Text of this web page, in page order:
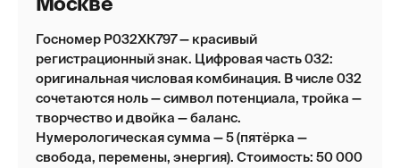
Госномер Р032ХК797 — красивый
регистрационный знак. Цифровая часть 032:
оригинальная числовая комбинация. В числе 032
сочетаются ноль — символ потенциала, тройка —
творчество и двойка — баланс.
Нумерологическая сумма — 5 (пятёрка —
свобода, перемены, энергия). Стоимость: 50 000